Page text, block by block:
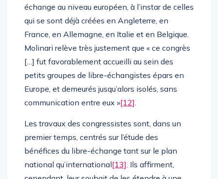
échange au niveau européen, à l’instar de celles
qui se sont déjà créées en Angleterre, en
France, en Allemagne, en Italie et en Belgique.
Molinari relève très justement que « ce congrès
[…] fut favorablement accueilli au sein des
petits groupes de libre-échangistes épars en
Europe, et demeurés jusqu’alors isolés, sans
communication entre eux »[12]
Les travaux des congressistes sont, dans un
premier temps, centrés sur l’étude des
bénéfices du libre-échange tant sur le plan
national qu’international[13] . Ils affirment,